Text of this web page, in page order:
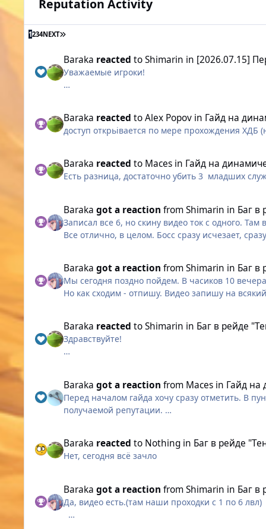
Reputation Activity
1234NEXT LAST PAGE
Baraka reacted toShimarin in [2026.07.15]
Уважаемые игроки!
Что изменится:
Система поощрений за авторизацию в игре
С выходом обновления 13.4.3 за
Привязать электронную почту к игровому
Исправлена ошибка, из-за которой окна
Улучшен визуальный вид иконок панели
Новые настройки на вкладке “Экран”
Навыки
Исправлена ошибка, из-за которой монстр
Задания
Исправлена ошибка, из-за которой персонаж
Исправлена ошибка, из-за которой осмотр
Все изменения будут доступны только в новой
На время перезагрузки активные эликсиры и
персонаж находился в подземелье.
Просим вас не планировать ничего важного на
Команда Warspear Online
Baraka reacted toAlex Popov in Гайд на
доступ открьівается по мере прохождения ХДБ
Baraka reacted to Maces in Гайд на
Есть разница, достаточно убить 3 младших
Baraka got a reaction fromShimarin in Баг в
Записал все 6, но скину видео ток с одного. Там
Все отлично, в целом. Босс сразу исчезает,
других. На видео прекрасно видно. (Так было во
Baraka got a reaction fromShimarin in Баг в
Мы сегодня поздно пойдем. В часиков 10
Но как сходим - отпишу. Видео запишу на
Baraka reacted toShimarin in Баг в рейде
Здравствуйте!
Пишите и если будут задержки, и если не будут
Baraka got a reaction from Maces in Гайд на
Перед началом гайда хочу сразу отметить. В
получаемой репутации.
Динамические задания без ранга (доступны
Ритуал мордрудов
Сходка Бандитов
Baraka reacted to Nothing in Баг в рейде
Нет, сегодня всё зачло
Baraka got a reaction fromShimarin in Баг в
Да, видео есть.(там наши проходки с 1 по 6 лвл)